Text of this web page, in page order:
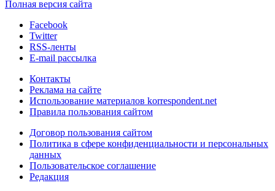
Полная версия сайта
Facebook
Twitter
RSS-ленты
E-mail рассылка
Контакты
Реклама на сайте
Использование материалов korrespondent.net
Правила пользования сайтом
Договор пользования сайтом
Политика в сфере конфиденциальности и персональных
данных
Пользовательское соглашение
Редакция